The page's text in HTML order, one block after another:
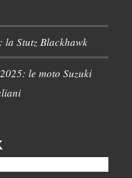
la Stutz Blackhawk
le moto Suzuki